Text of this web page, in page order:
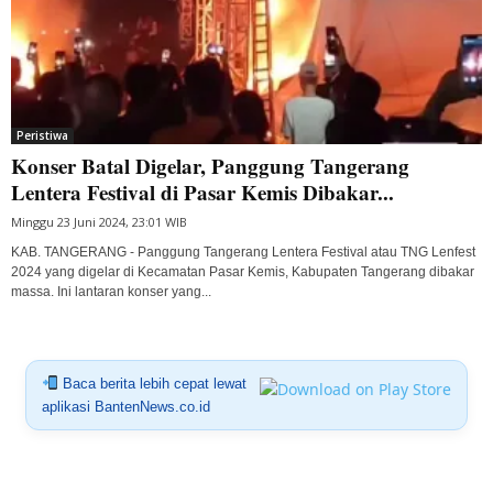
Peristiwa
Konser Batal Digelar, Panggung Tangerang
Lentera Festival di Pasar Kemis Dibakar...
Minggu 23 Juni 2024, 23:01 WIB
KAB. TANGERANG - Panggung Tangerang Lentera Festival atau TNG Lenfest
2024 yang digelar di Kecamatan Pasar Kemis, Kabupaten Tangerang dibakar
massa. Ini lantaran konser yang...
Baca berita lebih cepat lewat
aplikasi BantenNews.co.id